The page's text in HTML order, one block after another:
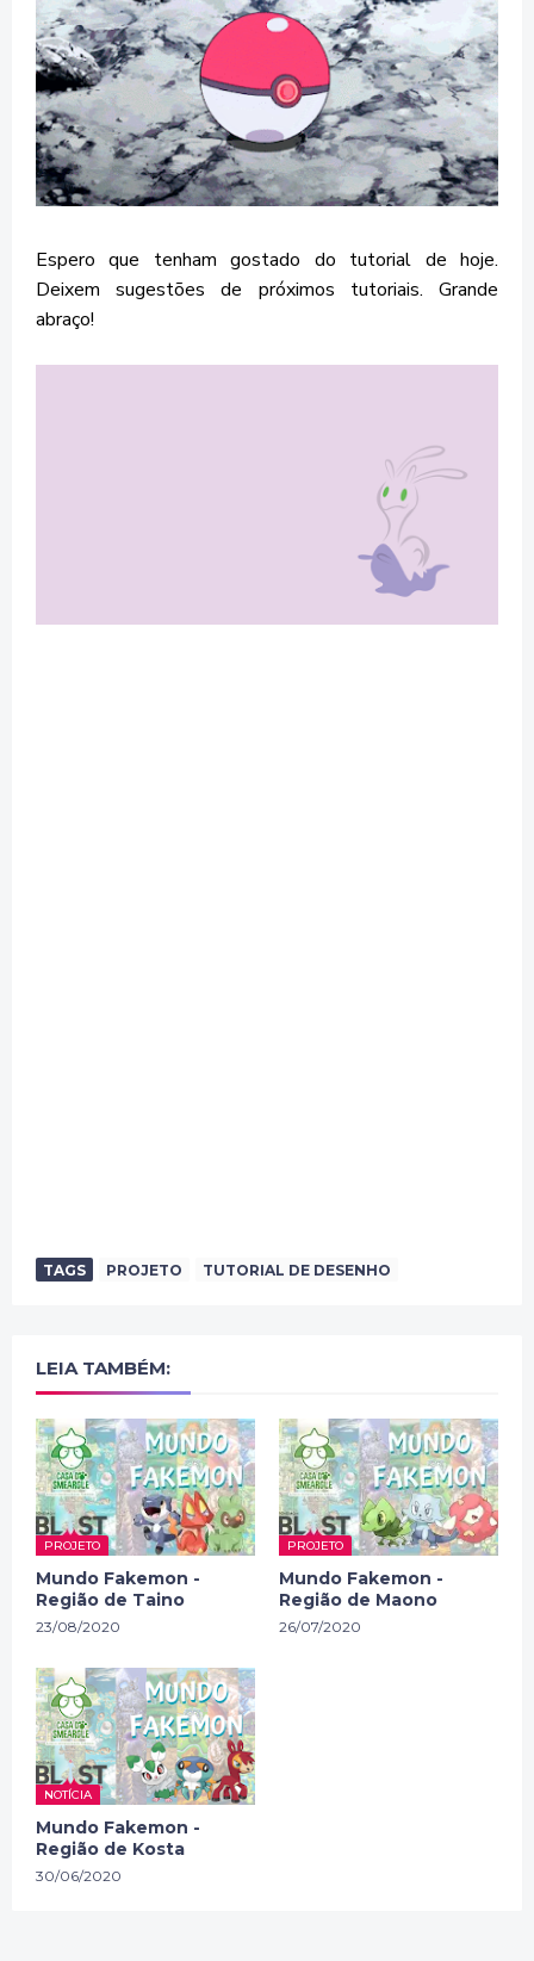
Espero que tenham gostado do tutorial de hoje.
Deixem sugestões de próximos tutoriais. Grande
abraço!
TAGS PROJETO TUTORIAL DE DESENHO
LEIA TAMBÉM:
PROJETO
Mundo Fakemon -
Região de Taino
23/08/2020
PROJETO
Mundo Fakemon -
Região de Maono
26/07/2020
NOTÍCIA
Mundo Fakemon -
Região de Kosta
30/06/2020